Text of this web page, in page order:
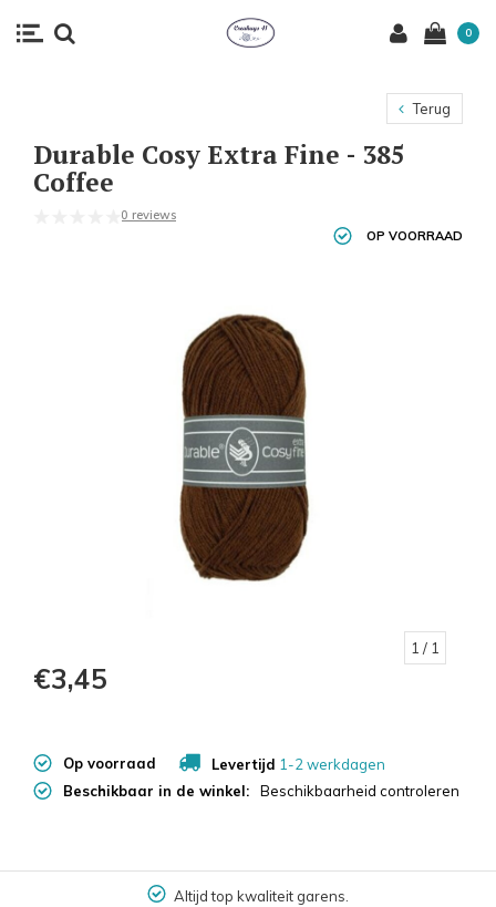
0
Terug
Durable Cosy Extra Fine - 385
Coffee
0 reviews
OP VOORRAAD
1 / 1
€3,45
Op voorraad Levertijd 1-2 werkdagen
Beschikbaar in de winkel:
Beschikbaarheid controleren
Altijd top kwaliteit garens.